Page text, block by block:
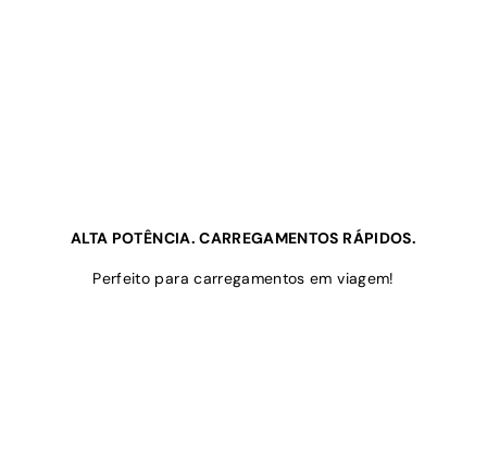
ALTA POTÊNCIA. CARREGAMENTOS RÁPIDOS.
Perfeito para carregamentos em viagem!